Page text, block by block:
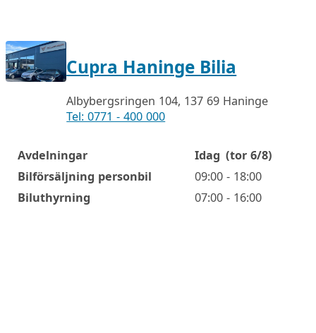
Cupra Haninge Bilia
Albybergsringen 104, 137 69 Haninge
Tel: 0771 - 400 000
Öppettider
Avdelningar Idag (tor 6/8)
Bilförsäljning personbil
09:00 - 18:00
Biluthyrning
07:00 - 16:00